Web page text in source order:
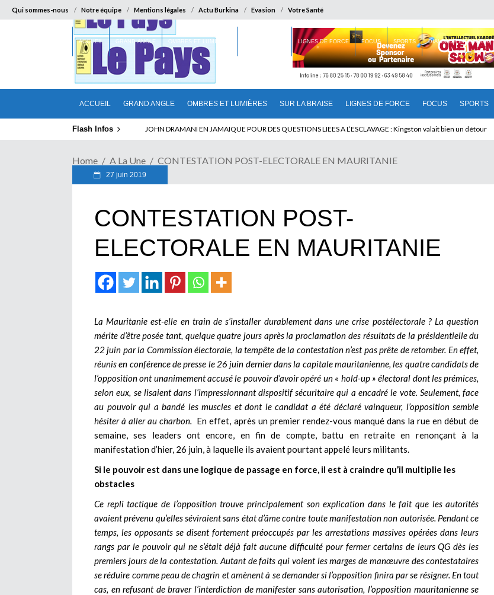
Qui sommes-nous Notre équipe Mentions légales Actu Burkina Evasion Votre Santé
ACCUEIL GRAND ANGLE OMBRES ET LUMIÈRES SUR LA BRAISE LIGNES DE FORCE FOCUS SPORTS
ACCUEIL GRAND ANGLE OMBRES ET LUMIÈRES LIGNES DE FORCE FOCUS SPORTS DIALOGUE INTERIEUR
Flash Infos JOHN DRAMANI EN JAMAIQUE POUR DES QUESTIONS LIEES A L’ESCLAVAGE : Kingston valait bien un détour
ELECTION DE TALON A LA TETE DU SENAT BENINOIS : Quand Patrice quitte le pouvoir sans partir !
Home A La Une CONTESTATION POST-ELECTORALE EN MAURITANIE
27 juin 2019
CONTESTATION POST-
ELECTORALE EN MAURITANIE
La Mauritanie est-elle en train de s’installer durablement dans une crise postélectorale ? La question
mérite d’être posée tant, quelque quatre jours après la proclamation des résultats de la présidentielle du
22 juin par la Commission électorale, la tempête de la contestation n’est pas prête de retomber. En effet,
réunis en conférence de presse le 26 juin dernier dans la capitale mauritanienne, les quatre candidats de
l’opposition ont unanimement accusé le pouvoir d’avoir opéré un « hold-up » électoral dont les prémices,
selon eux, se lisaient dans l’impressionnant dispositif sécuritaire qui a encadré le vote. Seulement, face
au pouvoir qui a bandé les muscles et dont le candidat a été déclaré vainqueur, l’opposition semble
hésiter à aller au charbon. En effet, après un premier rendez-vous manqué dans la rue en début de
semaine, ses leaders ont encore, en fin de compte, battu en retraite en renonçant à la
manifestation d’hier, 26 juin, à laquelle ils avaient pourtant appelé leurs militants.
Si le pouvoir est dans une logique de passage en force, il est à craindre qu’il multiplie les
obstacles
Ce repli tactique de l’opposition trouve principalement son explication dans le fait que les autorités
avaient prévenu qu’elles séviraient sans état d’âme contre toute manifestation non autorisée. Pendant ce
temps, les opposants se disent fortement préoccupés par les arrestations massives opérées dans leurs
rangs par le pouvoir qui ne s’était déjà fait aucune difficulté pour fermer certains de leurs QG dès les
premiers jours de la contestation. Autant de faits qui voient les marges de manœuvre des contestataires
se réduire comme peau de chagrin et amènent à se demander si l’opposition finira par se résigner. En tout
cas, en refusant de braver l’interdiction de manifester sans autorisation, l’opposition mauritanienne se